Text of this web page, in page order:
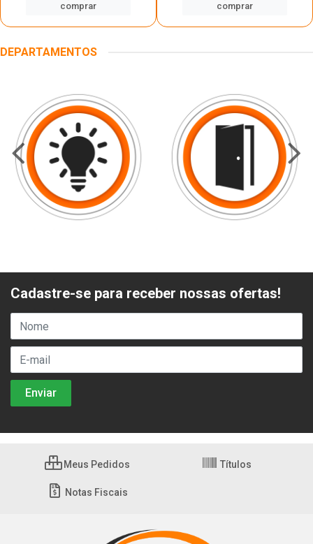
comprar
comprar
DEPARTAMENTOS
Cadastre-se para receber nossas ofertas!
Meus Pedidos Títulos
Notas Fiscais